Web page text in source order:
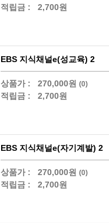
적립금 : 2,700원
EBS 지식채널e(성교육) 2
상품가 : 270,000원 (0)
적립금 : 2,700원
EBS 지식채널e(자기계발) 2
상품가 : 270,000원 (0)
적립금 : 2,700원